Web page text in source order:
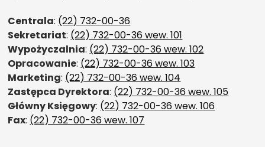
Centrala: (22) 732-00-36
Sekretariat: (22) 732-00-36 wew. 101
Wypożyczalnia: (22) 732-00-36 wew. 102
Opracowanie: (22) 732-00-36 wew. 103
Marketing: (22) 732-00-36 wew. 104
Zastępca Dyrektora: (22) 732-00-36 wew. 105
Główny Księgowy: (22) 732-00-36 wew. 106
Fax: (22) 732-00-36 wew. 107